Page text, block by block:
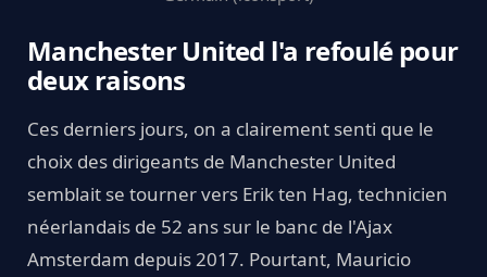
Manchester United l'a refoulé pour
deux raisons
Ces derniers jours, on a clairement senti que le
choix des dirigeants de Manchester United
semblait se tourner vers Erik ten Hag, technicien
néerlandais de 52 ans sur le banc de l'Ajax
Amsterdam depuis 2017. Pourtant, Mauricio